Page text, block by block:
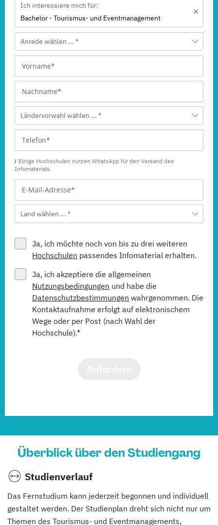
Ich interessiere mich für:
Bachelor - Tourismus- und Eventmanagement
Anrede wählen ... *
Ländervorwahl wählen ... *
Einige Hochschulen nutzen WhatsApp für den Versand des
Infomaterials.
Land wählen ... *
Ja, ich möchte noch von bis zu drei weiteren
Hochschulen passendes Infomaterial erhalten.
Ja, ich akzeptiere die allgemeinen
Nutzungsbedingungen und habe die
Datenschutzbestimmungen wahrgenommen. Die
Kontaktaufnahme erfolgt auf elektronischem
Wege oder per Post (nach Wahl der
Hochschule).*
Überblick über den Studiengang
Studienverlauf
Das Fernstudium kann jederzeit begonnen und individuell
gestaltet werden. Der Studienplan dreht sich nicht nur um
Themen des Tourismus- und Eventmanagements,